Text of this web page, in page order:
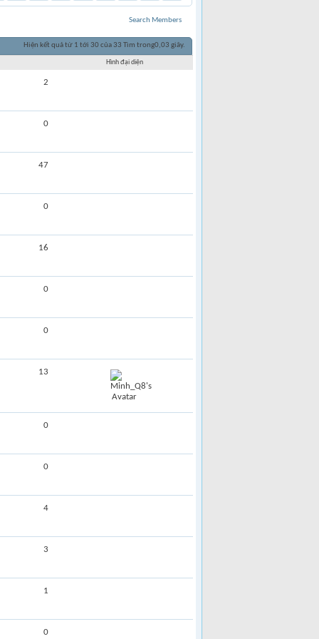
Search Members
Hiện kết quả từ 1 tới 30 của 33 Tìm trong0,03 giây.
Hình đại diện
2
0
47
0
16
0
0
13
0
0
4
3
1
0